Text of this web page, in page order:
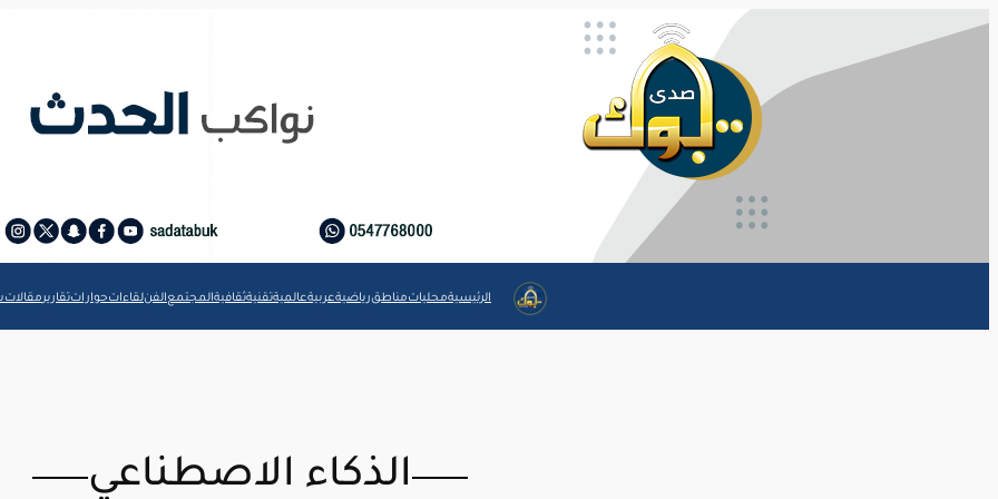
تخطى
الرئيسيةمحلياتمناطقرياضيةعربيةعالميةتقنيةثقافيةالمجتمعالفنلقاءاتحواراتتقاريرمقالات
الذكاء الاصطناعي